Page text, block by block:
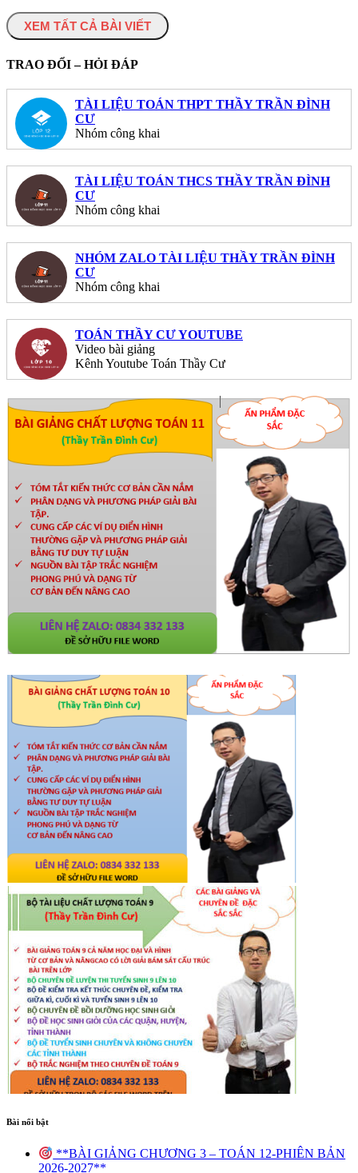
XEM TẤT CẢ BÀI VIẾT
TRAO ĐỔI – HỎI ĐÁP
TÀI LIỆU TOÁN THPT THẦY TRẦN ĐÌNH
CƯ
Nhóm công khai
TÀI LIỆU TOÁN THCS THẦY TRẦN ĐÌNH
CƯ
Nhóm công khai
NHÓM ZALO TÀI LIỆU THẦY TRẦN ĐÌNH
CƯ
Nhóm công khai
TOÁN THẦY CƯ YOUTUBE
Video bài giảng
Kênh Youtube Toán Thầy Cư
Bài nổi bật
**BÀI GIẢNG CHƯƠNG 3 – TOÁN 12-PHIÊN BẢN
2026-2027**